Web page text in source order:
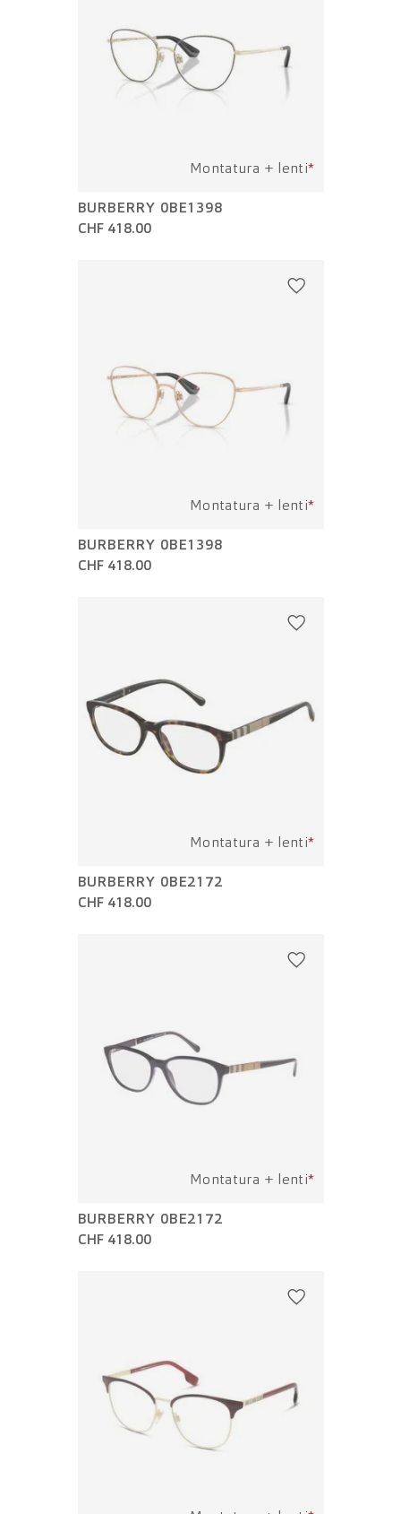
Montatura + lenti*
BURBERRY 0BE1398
CHF 418.00
Montatura + lenti*
BURBERRY 0BE1398
CHF 418.00
Montatura + lenti*
BURBERRY 0BE2172
CHF 418.00
Montatura + lenti*
BURBERRY 0BE2172
CHF 418.00